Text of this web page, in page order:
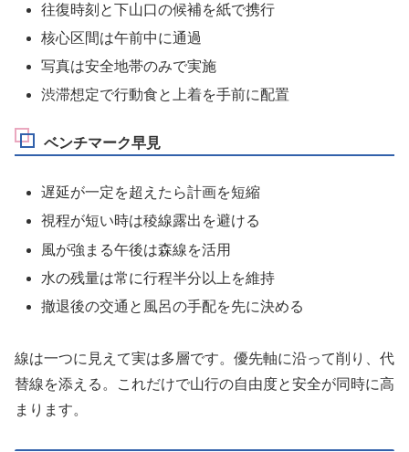
往復時刻と下山口の候補を紙で携行
核心区間は午前中に通過
写真は安全地帯のみで実施
渋滞想定で行動食と上着を手前に配置
ベンチマーク早見
遅延が一定を超えたら計画を短縮
視程が短い時は稜線露出を避ける
風が強まる午後は森線を活用
水の残量は常に行程半分以上を維持
撤退後の交通と風呂の手配を先に決める
線は一つに見えて実は多層です。優先軸に沿って削り、代
替線を添える。これだけで山行の自由度と安全が同時に高
まります。